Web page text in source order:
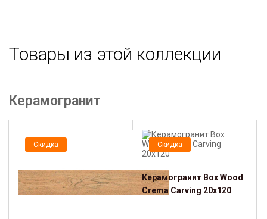
Товары из этой коллекции
Керамогранит
Скидка Скидка
Керамогранит Box Wood
Crema Carving 20x120